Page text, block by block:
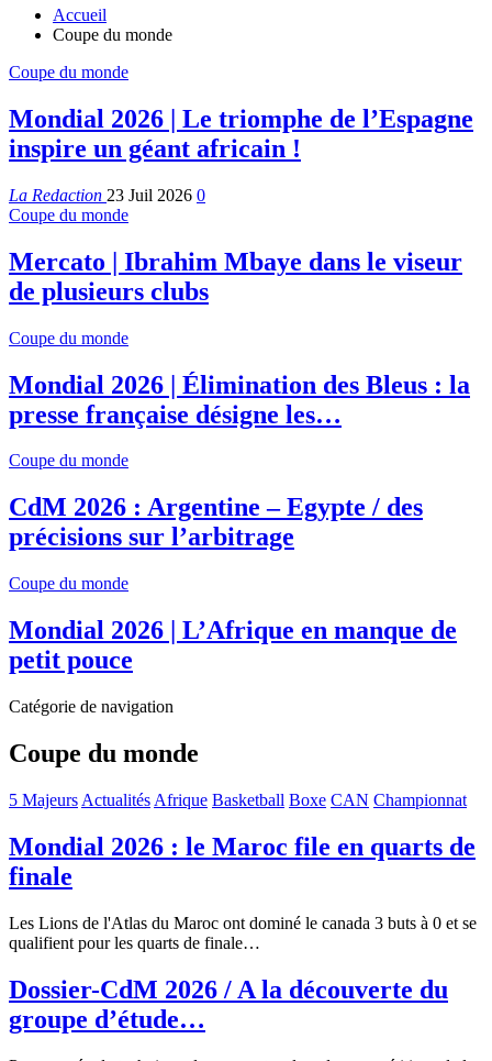
Accueil
Coupe du monde
Coupe du monde
Mondial 2026 | Le triomphe de l’Espagne
inspire un géant africain !
La Redaction 23 Juil 2026 0
Coupe du monde
Mercato | Ibrahim Mbaye dans le viseur
de plusieurs clubs
Coupe du monde
Mondial 2026 | Élimination des Bleus : la
presse française désigne les…
Coupe du monde
CdM 2026 : Argentine – Egypte / des
précisions sur l’arbitrage
Coupe du monde
Mondial 2026 | L’Afrique en manque de
petit pouce
Catégorie de navigation
Coupe du monde
5 Majeurs Actualités Afrique Basketball Boxe CAN Championnat
Mondial 2026 : le Maroc file en quarts de
finale
Les Lions de l'Atlas du Maroc ont dominé le canada 3 buts à 0 et se
qualifient pour les quarts de finale…
Dossier-CdM 2026 / A la découverte du
groupe d’étude…